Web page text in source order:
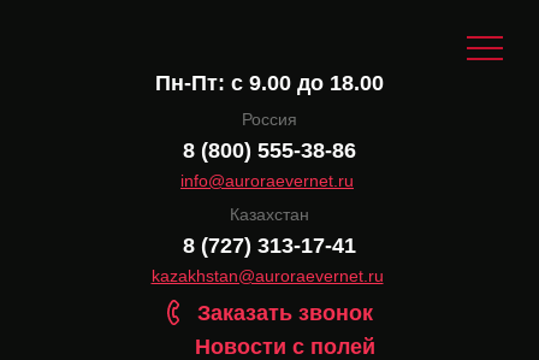
Пн-Пт: с 9.00 до 18.00
Россия
8 (800) 555-38-86
info@auroraevernet.ru
Казахстан
8 (727) 313-17-41
kazakhstan@auroraevernet.ru
Заказать звонок
Новости с полей